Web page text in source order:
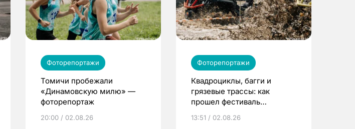
Фоторепортажи
Томичи пробежали
«Динамовскую милю» —
фоторепортаж
20:00 / 02.08.26
Фоторепортажи
Квадроциклы, багги и
грязевые трассы: как
прошел фестиваль
Томском
13:51 / 02.08.26